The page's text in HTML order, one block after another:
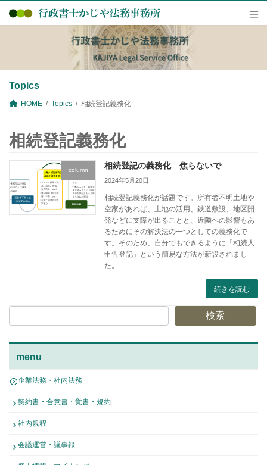
テ
ス
ゲ
ン
Topics
HOME Topics 相続登記義務化
相続登記義務化
column 相続登記の義務化 焦らないで
2024年5月20日
相続登記義務化が話題です。所有者不明土地や
空家があれば、土地の活用、鉄道敷設、地区開
発などに支障が出ることと、近隣への影響もあ
るためにその解決法の一つとしての義務化で
す。そのため、自分でもできるように「相続人
申告登記」という簡易な方法が新設されまし
た。
続きを読む
検索
menu
企業法務・社内法務
契約書・合意書・覚書・規約
社内規程
会議運営・議事録